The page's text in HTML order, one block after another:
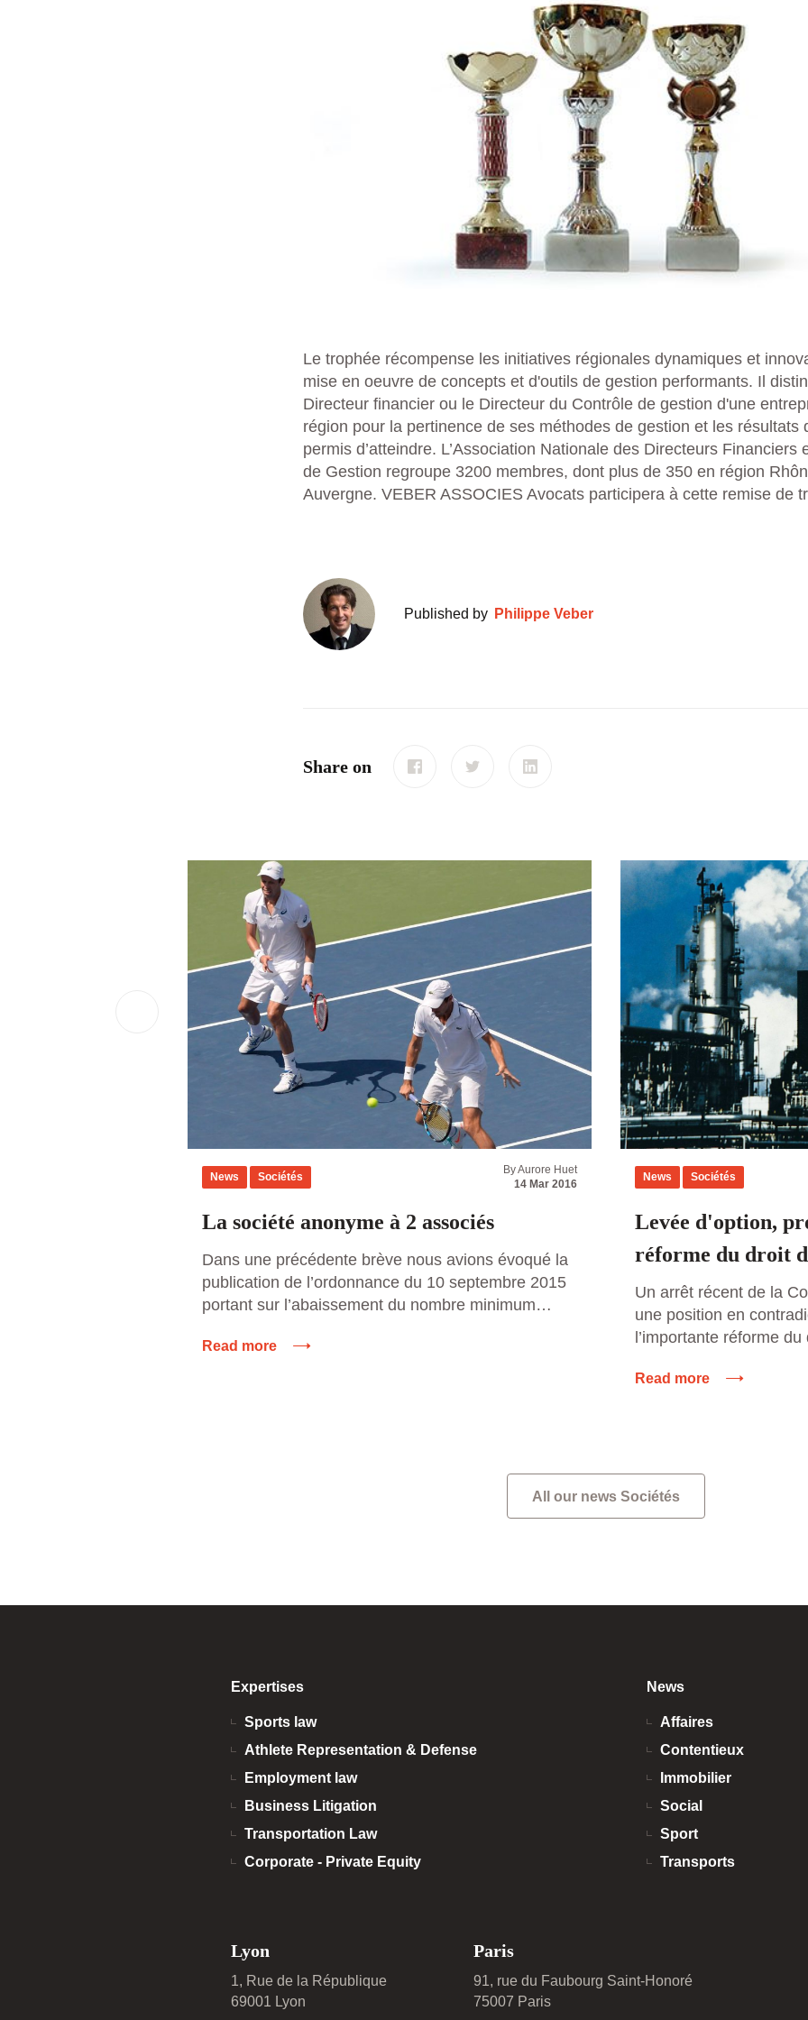
Le trophée récompense les initiatives régionales dynamiques et
mise en oeuvre de concepts et d'outils de gestion performants. Il
Directeur financier ou le Directeur du Contrôle de gestion d'une
région pour la pertinence de ses méthodes de gestion et les résultats
permis d’atteindre. L’Association Nationale des Directeurs Financiers
de Gestion regroupe 3200 membres, dont plus de 350 en région
Auvergne. VEBER ASSOCIES Avocats participera à cette remise de
Published by Philippe Veber
Share on
News Sociétés
By Aurore Huet
14 Mar 2016
La société anonyme à 2 associés
Dans une précédente brève nous avions évoqué la
publication de l’ordonnance du 10 septembre 2015
portant sur l’abaissement du nombre minimum
cotée. Pour rappel, cette ordonnance abaissait ce
Read more
News Sociétés
Levée d'option,
réforme du droit
Un arrêt récent de la
une position en
l’importante réforme
d’appel de Paris s’est
Read more
All our news Sociétés
Expertises
Sports law
Athlete Representation & Defense
Employment law
Business Litigation
Transportation Law
Corporate - Private Equity
News
Affaires
Contentieux
Immobilier
Social
Sport
Transports
Lyon
1, Rue de la République
69001 Lyon
Paris
91, rue du Faubourg Saint-Honoré
75007 Paris